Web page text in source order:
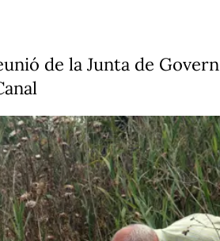
de la Junta de